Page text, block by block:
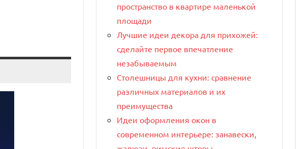
пространство в квартире маленькой
площади
Лучшие идеи декора для прихожей:
сделайте первое впечатление
незабываемым
Столешницы для кухни: сравнение
различных материалов и их
преимущества
Идеи оформления окон в
современном интерьере: занавески,